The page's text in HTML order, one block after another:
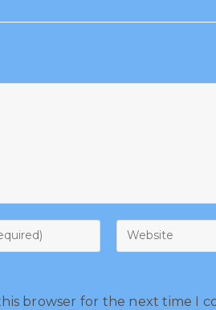
browser for the next time I